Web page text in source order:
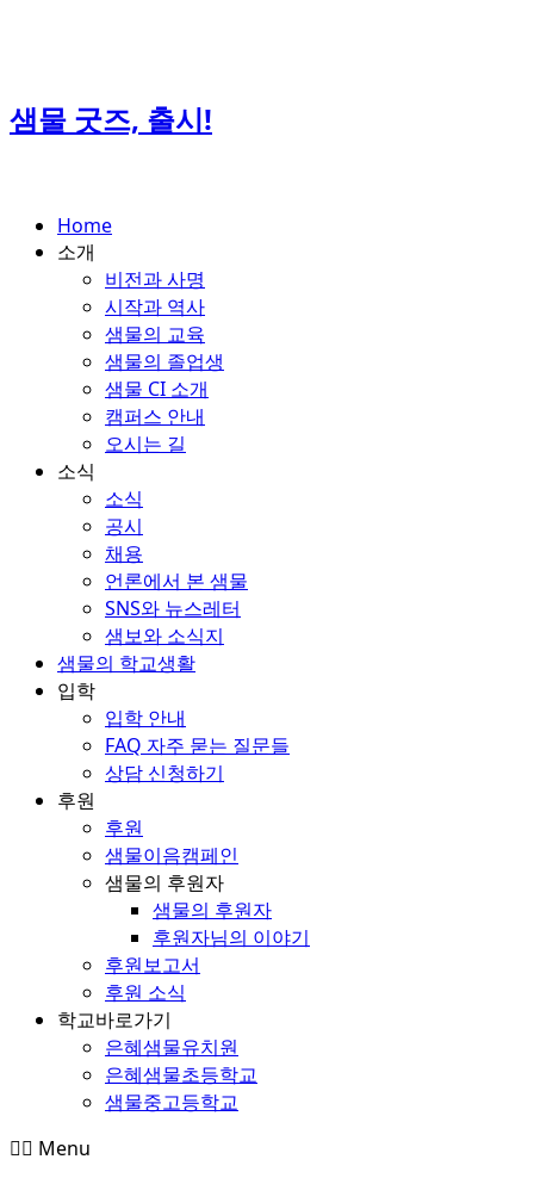
샘물 굿즈, 출시!
Home
소개
비전과 사명
시작과 역사
샘물의 교육
샘물의 졸업생
샘물 CI 소개
캠퍼스 안내
오시는 길
소식
소식
공시
채용
언론에서 본 샘물
SNS와 뉴스레터
샘보와 소식지
샘물의 학교생활
입학
입학 안내
FAQ 자주 묻는 질문들
상담 신청하기
후원
후원
샘물이음캠페인
샘물의 후원자
샘물의 후원자
후원자님의 이야기
후원보고서
후원 소식
학교바로가기
은혜샘물유치원
은혜샘물초등학교
샘물중고등학교
Menu